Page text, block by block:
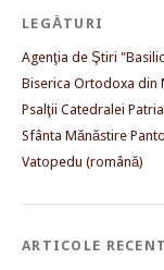
LEGĂTURI
Agenţia de Ştiri
Biserica Ortodoxa din
Psalţii Catedralei
Sfânta Mănăstire
Vatopedu (română)
ARTICOLE